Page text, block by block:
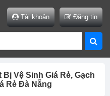
Tài khoản Đăng tin
Bị Vệ Sinh Giá Rẻ, Gạch
Rẻ Đà Nẵng